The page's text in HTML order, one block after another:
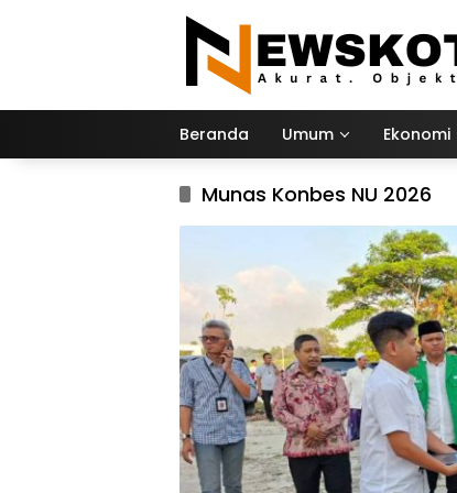
Beranda Umum Ekonomi
Munas Konbes NU 2026